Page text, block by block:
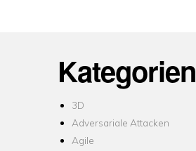
Kategorien
3D
Adversariale Attacken
Agile